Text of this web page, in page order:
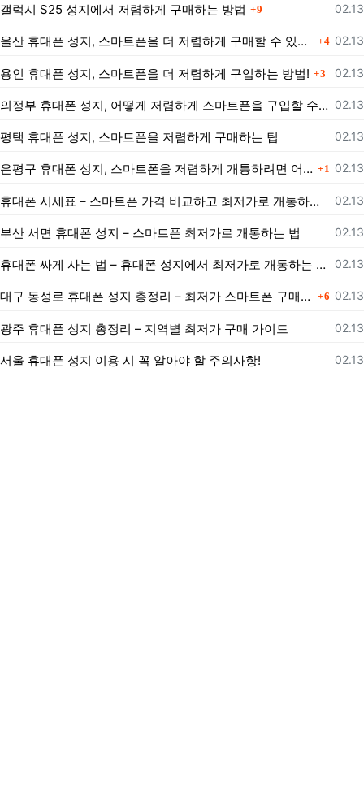
등록
02.13
갤럭시 S25 성지에서 저렴하게 구매하는 방법 9
등록
02.13
울산 휴대폰 성지, 스마트폰을 더 저렴하게 구매할 수 있는 방법은? 댓글
4
등록
02.13
용인 휴대폰 성지, 스마트폰을 더 저렴하게 구입하는 방법! 댓글
3
등록
02.13
의정부 휴대폰 성지, 어떻게 저렴하게 스마트폰을 구입할 수 있을까?
등록
02.13
평택 휴대폰 성지, 스마트폰을 저렴하게 구매하는 팁
등록
02.13
은평구 휴대폰 성지, 스마트폰을 저렴하게 개통하려면 어떻게 해야 할까? 댓글
1
등록
02.13
휴대폰 시세표 – 스마트폰 가격 비교하고 최저가로 개통하는 법
등록
02.13
부산 서면 휴대폰 성지 – 스마트폰 최저가로 개통하는 법
등록
02.13
휴대폰 싸게 사는 법 – 휴대폰 성지에서 최저가로 개통하는 노하우
등록
02.13
대구 동성로 휴대폰 성지 총정리 – 최저가 스마트폰 구매 가이드 댓글
6
등록
02.13
광주 휴대폰 성지 총정리 – 지역별 최저가 구매 가이드
등록
02.13
서울 휴대폰 성지 이용 시 꼭 알아야 할 주의사항!